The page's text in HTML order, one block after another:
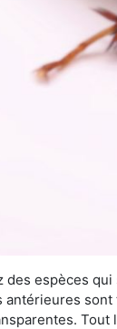
espèces qui
antérieures